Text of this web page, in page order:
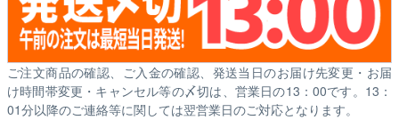
ご注文商品の確認、ご入金の確認、発送当日のお届け先変更・お届
け時間帯変更・キャンセル等の〆切は、営業日の13：00です。13：
01分以降のご連絡等に関しては翌営業日のご対応となります。